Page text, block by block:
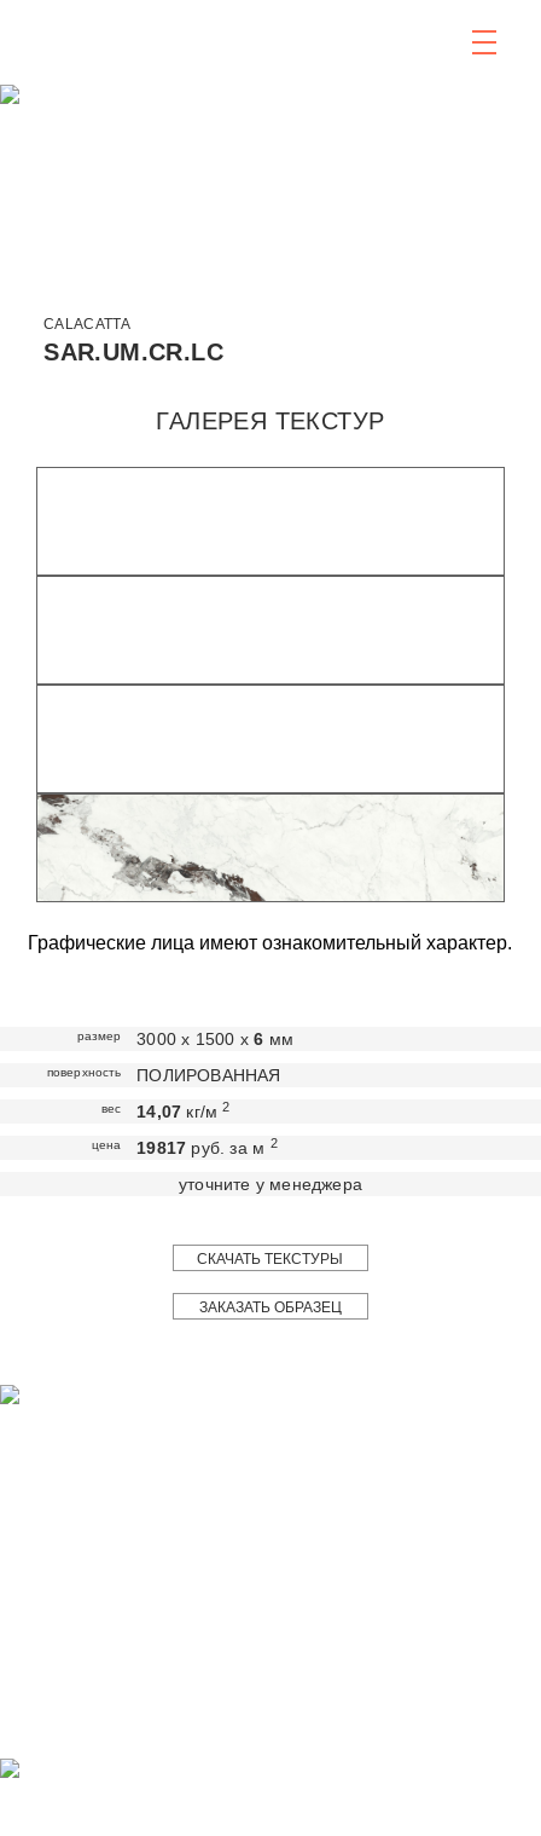
CALACATTA
SAR.UM.CR.LC
ГАЛЕРЕЯ ТЕКСТУР
Графические лица имеют ознакомительный характер.
размер 3000 х 1500 х6 мм
поверхность ПОЛИРОВАННАЯ
вес 14,07 кг/м2
цена 19817 руб. за м 2
уточните у менеджера
СКАЧАТЬ ТЕКСТУРЫ
ЗАКАЗАТЬ ОБРАЗЕЦ